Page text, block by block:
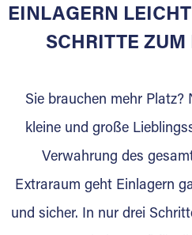
Sie bieten Kunden
wurde? Werden Sie jetzt
und generieren Sie über
Lagerkunden und
Ihre Vorteile als
Marktgerechte Preise
Digitale
EINLAGERN
SCHRITTE ZUM
Sie brauchen mehr Platz?
kleine und große
Verwahrung des
Extraraum geht Einlagern
und sicher. In nur drei